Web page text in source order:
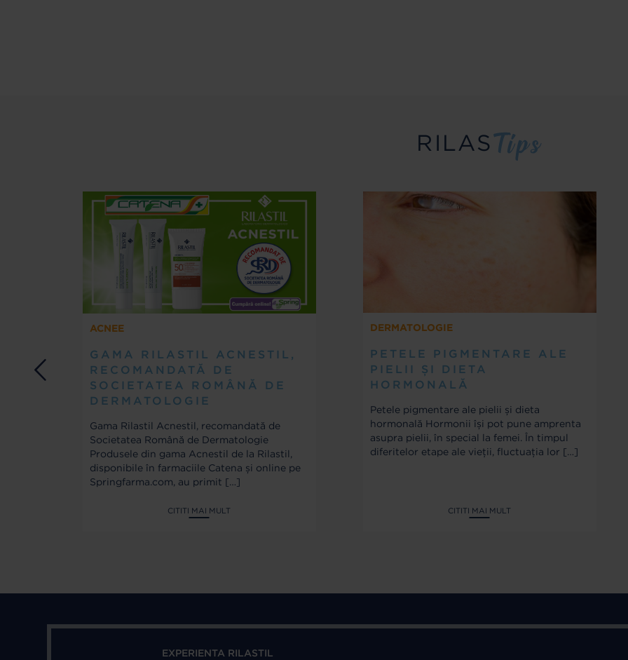
RILAS
ACNEE
GAMA RILASTIL ACNESTIL,
RECOMANDATĂ DE
SOCIETATEA ROMÂNĂ DE
DERMATOLOGIE
Gama Rilastil Acnestil, recomandată de
Societatea Română de Dermatologie
Produsele din gama Acnestil de la Rilastil,
disponibile în farmaciile Catena și online pe
Springfarma.com, au primit […]
CITITI MAI MULT
DERMATOLOGIE
PETELE PIGMENTARE ALE
PIELII ȘI DIETA
HORMONALĂ
Petele pigmentare ale pielii și dieta
hormonală Hormonii își pot pune amprenta
asupra pielii, în special la femei. În timpul
diferitelor etape ale vieții, fluctuația lor […]
CITITI MAI MULT
EXPERIENTA RILASTIL